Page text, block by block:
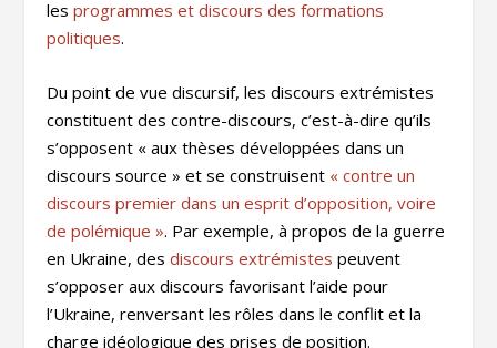
lesprogrammes et discours des formations
politiques.
Du point de vue discursif, les discours extrémistes
constituent des contre-discours, c’est-à-dire qu’ils
s’opposent « aux thèses développées dans un
discours source » et se construisent « contre un
discours premier dans un esprit d’opposition, voire
de polémique ». Par exemple, à propos de la guerre
en Ukraine, desdiscours extrémistes peuvent
s’opposer aux discours favorisant l’aide pour
l’Ukraine, renversant les rôles dans le conflit et la
charge idéologique des prises de position.